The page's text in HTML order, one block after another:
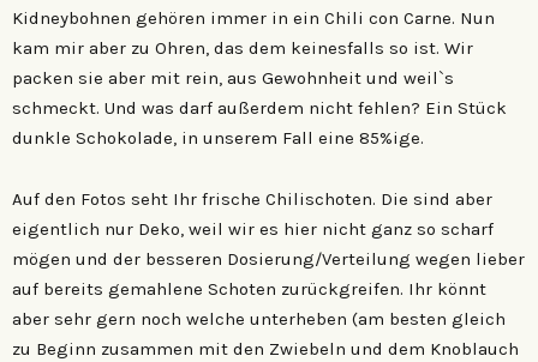
Kidneybohnen gehören immer in ein Chili con Carne. Nun
kam mir aber zu Ohren, das dem keinesfalls so ist. Wir
packen sie aber mit rein, aus Gewohnheit und weil`s
schmeckt. Und was darf außerdem nicht fehlen? Ein Stück
dunkle Schokolade, in unserem Fall eine 85%ige.
Auf den Fotos seht Ihr frische Chilischoten. Die sind aber
eigentlich nur Deko, weil wir es hier nicht ganz so scharf
mögen und der besseren Dosierung/Verteilung wegen lieber
auf bereits gemahlene Schoten zurückgreifen. Ihr könnt
aber sehr gern noch welche unterheben (am besten gleich
zu Beginn zusammen mit den Zwiebeln und dem Knoblauch